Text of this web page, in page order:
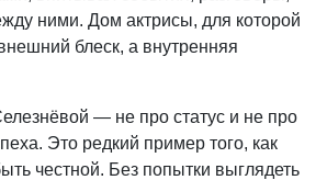
ними. Дом актрисы, для которой
блеск, а внутренняя
— не про статус и не про
Это редкий пример того, как
честной. Без попытки выглядеть